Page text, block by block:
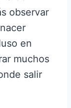
observar
en
muchos
salir